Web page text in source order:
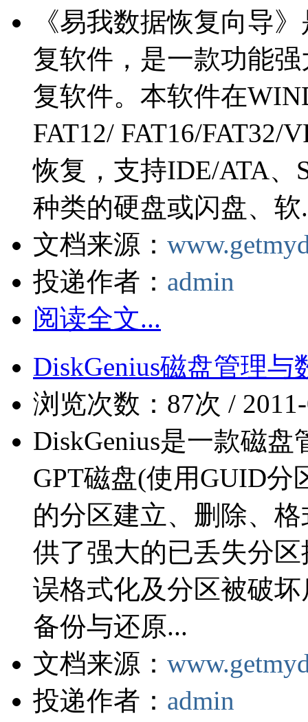
《易我数据恢复向导
复软件，是一款功能
复软件。本软件在
FAT12/ FAT16/FAT32/
恢复，支持IDE/ATA、
种类的硬盘或闪盘、软
文档来源：
投递作者： admin
阅读全文...
DiskGenius磁盘管理与
浏览次数：87次 /
DiskGenius是一款磁
GPT磁盘(使用GUID
的分区建立、删除、
供了强大的已丢失分
误格式化及分区被破
备份与还原...
文档来源：
投递作者： admin